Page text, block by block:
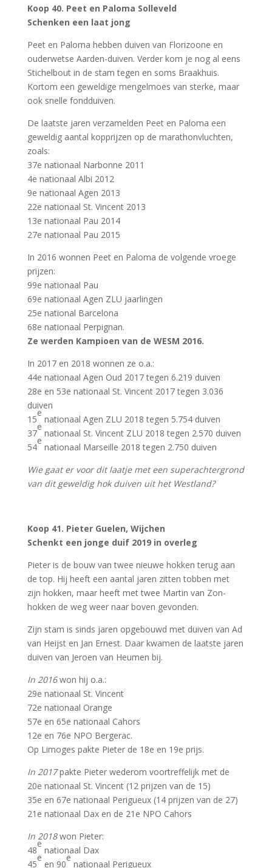
Koop 40. Peet en Paloma Solleveld
Schenken een laat jong
Peet en Paloma hebben duiven van Florizoone en
ouderwetse Aarden-duiven. Verder kom je nog al eens
Stichelbout in de stam tegen en soms Braakhuis.
Kortom een geweldige mengelmoes van sterke, maar
ook snelle fondduiven.
De laatste jaren verzamelden Peet en Paloma een
geweldig aantal kopprijzen op de marathonvluchten,
zoals:
37e nationaal Narbonne 2011
4e nationaal Albi 2012
9e nationaal Agen 2013
22e nationaal St. Vincent 2013
13e nationaal Pau 2014
27e nationaal Pau 2015
In 2016 wonnen Peet en Paloma de volgende vroege
prijzen:
99e nationaal Pau
69e nationaal Agen ZLU jaarlingen
25e national Barcelona
68e nationaal Perpignan.
Ze werden Kampioen van de WESM 2016.
In 2017 en 2018 wonnen ze o.a.:
44e nationaal Agen Oud 2017 tegen 6.219 duiven
28e en 53e nationaal St. Vincent 2017 tegen 3.036
duiven
15
e
nationaal Agen ZLU 2018 tegen 5.754 duiven
37
e
nationaal St. Vincent ZLU 2018 tegen 2.570 duiven
54
e
nationaal Marseille 2018 tegen 2.750 duiven
Wie gaat er voor dit laatje met een superachtergrond
van dit geweldig hok duiven uit het Westland?
Koop 41. Pieter Guelen, Wijchen
Schenkt een jonge duif 2019 in overleg
Pieter is de bouw van twee nieuwe hokken terug aan
de top. Hij heeft een aantal jaren zitten tobben met
zijn hokken, maar heeft met twee Martin van Zon-
hokken de weg weer naar boven gevonden.
Zijn stam is sinds jaren opgebouwd met duiven van Ad
van Heijst en Jan Ernest. Daar kwamen de laatste jaren
duiven van Jeroen van Heumen bij.
In 2016won hij o.a.:
29e nationaal St. Vincent
72e nationaal Orange
57e en 65e nationaal Cahors
12e en 76e NPO Bergerac.
Op Limoges pakte Pieter de 18e en 19e prijs.
In 2017pakte Pieter wederom voortreffelijk met de
20e nationaal St. Vincent (12 prijzen van de 15)
35e en 67e nationaal Perigueux (14 prijzen van de 27)
21e nationaal Dax en de 21e NPO Cahors
In 2018won Pieter:
48
e
nationaal Dax
45
e
en 90
e
nationaal Perigueux